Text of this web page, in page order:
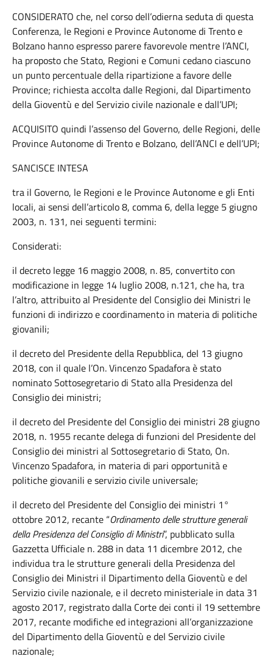
CONSIDERATO che, nel corso dell’odierna seduta di questa
Conferenza, le Regioni e Province Autonome di Trento e
Bolzano hanno espresso parere favorevole mentre l’ANCI,
ha proposto che Stato, Regioni e Comuni cedano ciascuno
un punto percentuale della ripartizione a favore delle
Province; richiesta accolta dalle Regioni, dal Dipartimento
della Gioventù e del Servizio civile nazionale e dall’UPI;
ACQUISITO quindi l’assenso del Governo, delle Regioni, delle
Province Autonome di Trento e Bolzano, dell’ANCI e dell’UPI;
SANCISCE INTESA
tra il Governo, le Regioni e le Province Autonome e gli Enti
locali, ai sensi dell’articolo 8, comma 6, della legge 5 giugno
2003, n. 131, nei seguenti termini:
Considerati:
il decreto legge 16 maggio 2008, n. 85, convertito con
modificazione in legge 14 luglio 2008, n.121, che ha, tra
l’altro, attribuito al Presidente del Consiglio dei Ministri le
funzioni di indirizzo e coordinamento in materia di politiche
giovanili;
il decreto del Presidente della Repubblica, del 13 giugno
2018, con il quale l’On. Vincenzo Spadafora è stato
nominato Sottosegretario di Stato alla Presidenza del
Consiglio dei ministri;
il decreto del Presidente del Consiglio dei ministri 28 giugno
2018, n. 1955 recante delega di funzioni del Presidente del
Consiglio dei ministri al Sottosegretario di Stato, On.
Vincenzo Spadafora, in materia di pari opportunità e
politiche giovanili e servizio civile universale;
il decreto del Presidente del Consiglio dei ministri 1°
ottobre 2012, recante “Ordinamento delle strutture generali
della Presidenza del Consiglio di Ministri”, pubblicato sulla
Gazzetta Ufficiale n. 288 in data 11 dicembre 2012, che
individua tra le strutture generali della Presidenza del
Consiglio dei Ministri il Dipartimento della Gioventù e del
Servizio civile nazionale, e il decreto ministeriale in data 31
agosto 2017, registrato dalla Corte dei conti il 19 settembre
2017, recante modifiche ed integrazioni all’organizzazione
del Dipartimento della Gioventù e del Servizio civile
nazionale;